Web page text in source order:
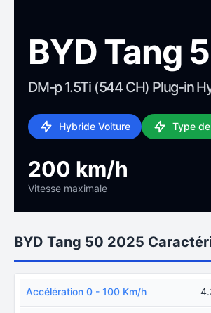
BYD Tang
DM-p 1.5Ti (544 CH) Plug-in
Hybride Voiture Type
200 km/h
Vitesse maximale
BYD Tang 50 2025
Accélération 0 - 100 Km/h